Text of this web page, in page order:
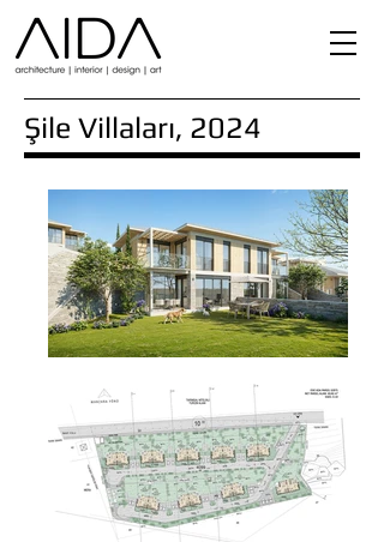
Şile Villaları, 2024